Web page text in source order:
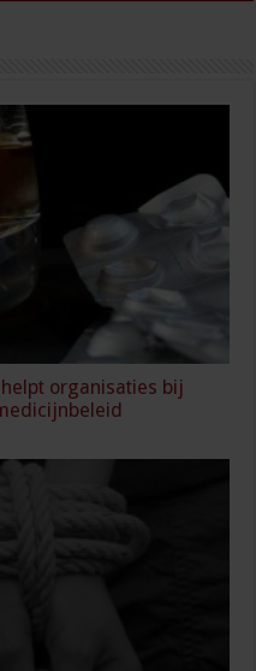
organisaties bij